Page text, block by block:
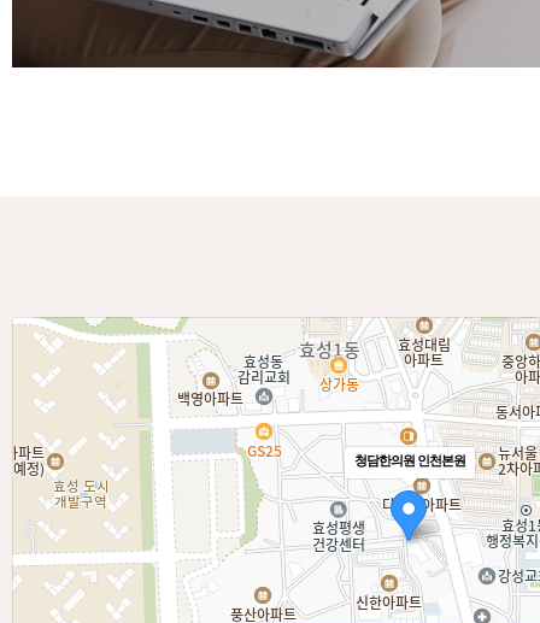
청담한의원 인천본원